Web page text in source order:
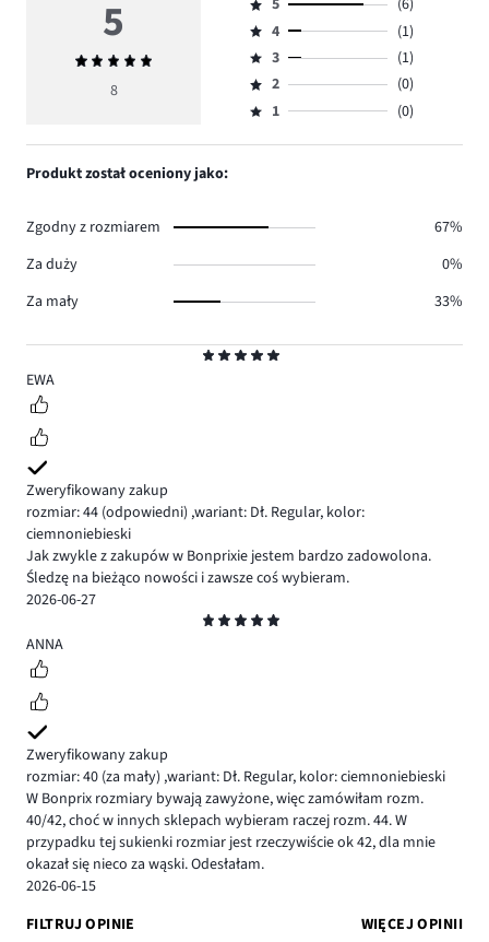
5
EWA
Zweryfikowany zakup
rozmiar: 44 (odpowiedni) ,wariant: Dł. Regular, kolor:
ciemnoniebieski
Jak zwykle z zakupów w Bonprixie jestem bardzo zadowolona.
Śledzę na bieżąco nowości i zawsze coś wybieram.
2026-06-27
5
ANNA
Zweryfikowany zakup
rozmiar: 40 (za mały) ,wariant: Dł. Regular, kolor: ciemnoniebieski
W Bonprix rozmiary bywają zawyżone, więc zamówiłam rozm.
40/42, choć w innych sklepach wybieram raczej rozm. 44. W
przypadku tej sukienki rozmiar jest rzeczywiście ok 42, dla mnie
okazał się nieco za wąski. Odesłałam.
2026-06-15
FILTRUJ OPINIE
WIĘCEJ OPINII
5
Średnia
ocena
8
Ocena
5,
ilość
głosów
6.
5
(6)
Ocena
4,
ilość
głosów
4
(1)
Ocena
3,
ilość
3
(1)
Ocena
2,
2
(0)
Ocena
1,
1 (0)
Produkt został oceniony jako:
Zgodny z rozmiarem
67%
Za duży
0%
Za mały
33%